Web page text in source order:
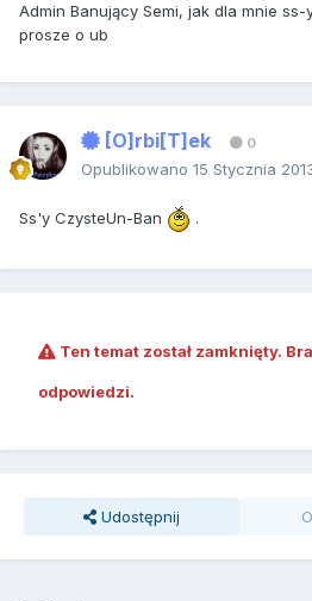
Admin Banujący Semi, jak dla mnie
prosze o ub
[O]rbi[T]ek 0
Opublikowano 15 Stycznia
Ss'y CzysteUn-Ban .
Ten temat został zamknięty.
odpowiedzi.
Udostępnij